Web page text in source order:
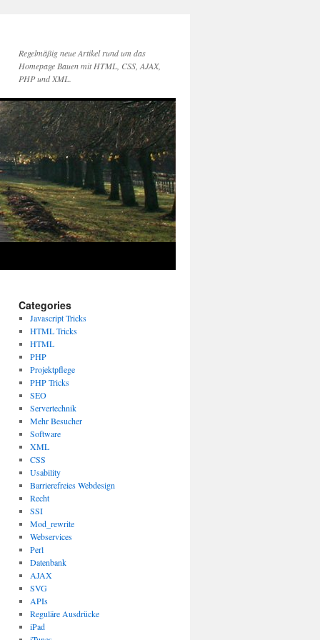
Regelmäßig neue Artikel rund um das
Homepage Bauen mit HTML, CSS, AJAX,
PHP und XML.
Categories
Javascript Tricks
HTML Tricks
HTML
PHP
Projektpflege
PHP Tricks
SEO
Servertechnik
Mehr Besucher
Software
XML
CSS
Usability
Barrierefreies Webdesign
Recht
SSI
Mod_rewrite
Webservices
Perl
Datenbank
AJAX
SVG
APIs
Reguläre Ausdrücke
iPad